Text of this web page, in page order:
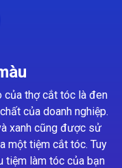
của thợ cắt tóc là đen
của doanh nghiệp.
xanh cũng được sử
một tiệm cắt tóc. Tuy
tiệm làm tóc của bạn